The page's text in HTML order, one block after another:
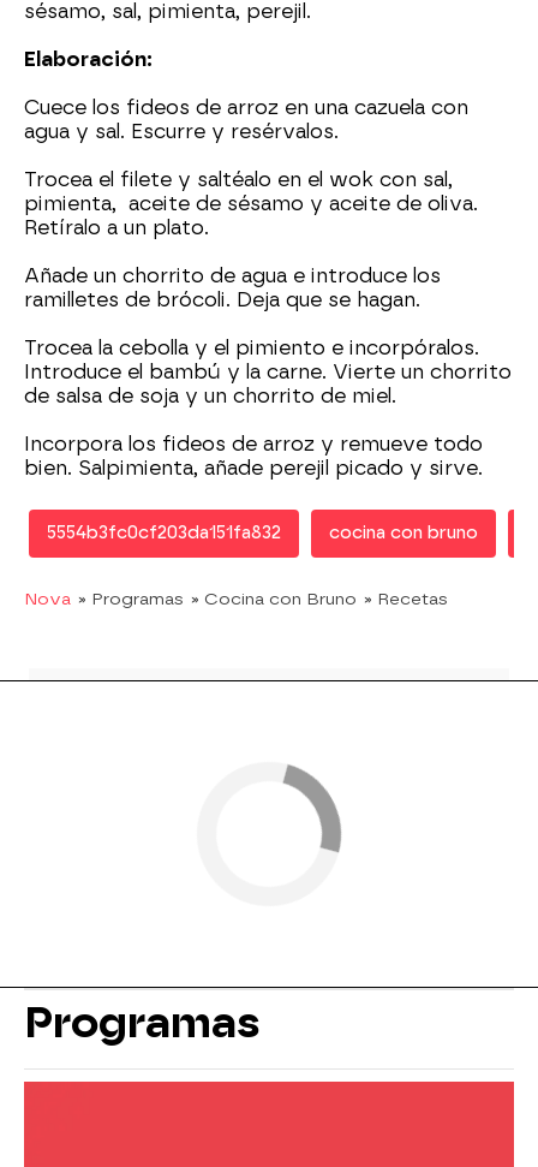
sésamo, sal, pimienta, perejil.
Elaboración:
Cuece los fideos de arroz en una cazuela con
agua y sal. Escurre y resérvalos.
Trocea el filete y saltéalo en el wok con sal,
pimienta, aceite de sésamo y aceite de oliva.
Retíralo a un plato.
Añade un chorrito de agua e introduce los
ramilletes de brócoli. Deja que se hagan.
Trocea la cebolla y el pimiento e incorpóralos.
Introduce el bambú y la carne. Vierte un chorrito
de salsa de soja y un chorrito de miel.
Incorpora los fideos de arroz y remueve todo
bien. Salpimienta, añade perejil picado y sirve.
5554b3fc0cf203da151fa832 cocina con bruno
Nova » Programas » Cocina con Bruno » Recetas
Programas